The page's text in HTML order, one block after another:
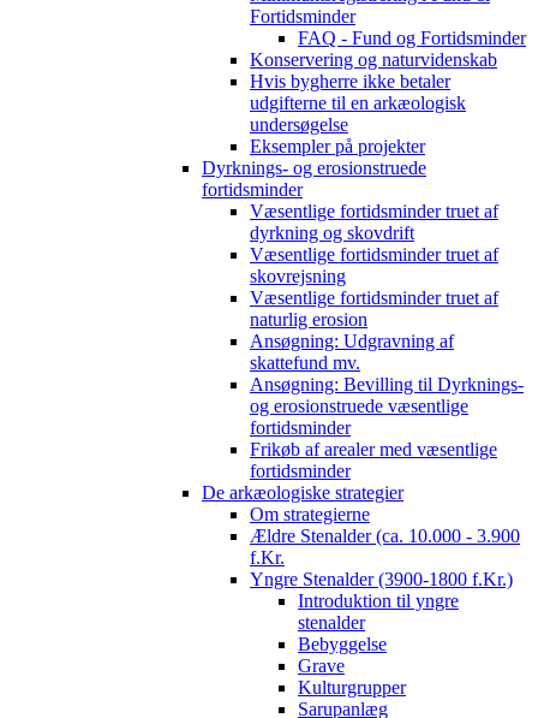
Fortidsminder
FAQ - Fund og Fortidsminder
Konservering og naturvidenskab
Hvis bygherre ikke betaler
udgifterne til en arkæologisk
undersøgelse
Eksempler på projekter
Dyrknings- og erosionstruede
fortidsminder
Væsentlige fortidsminder truet af
dyrkning og skovdrift
Væsentlige fortidsminder truet af
skovrejsning
Væsentlige fortidsminder truet af
naturlig erosion
Ansøgning: Udgravning af
skattefund mv.
Ansøgning: Bevilling til Dyrknings-
og erosionstruede væsentlige
fortidsminder
Frikøb af arealer med væsentlige
fortidsminder
De arkæologiske strategier
Om strategierne
Ældre Stenalder (ca. 10.000 - 3.900
f.Kr.
Yngre Stenalder (3900-1800 f.Kr.)
Introduktion til yngre
stenalder
Bebyggelse
Grave
Kulturgrupper
Sarupanlæg